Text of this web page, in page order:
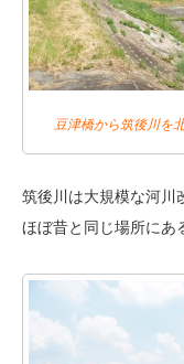
豆津橋から筑後川を
筑後川は大規模な河川
ほぼ昔と同じ場所にあ